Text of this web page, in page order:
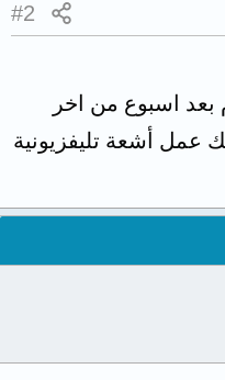
#2
بعد اسبوع من اخر
عمل أشعة تليفزيونية